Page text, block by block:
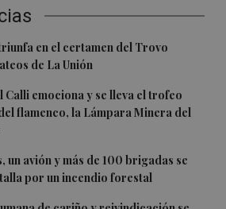
en el certamen del Trovo
de La Unión
Calli emociona y se lleva el trofeo
flamenco, la Lámpara Minera del
avión y más de 100 brigadas se
por un incendio forestal